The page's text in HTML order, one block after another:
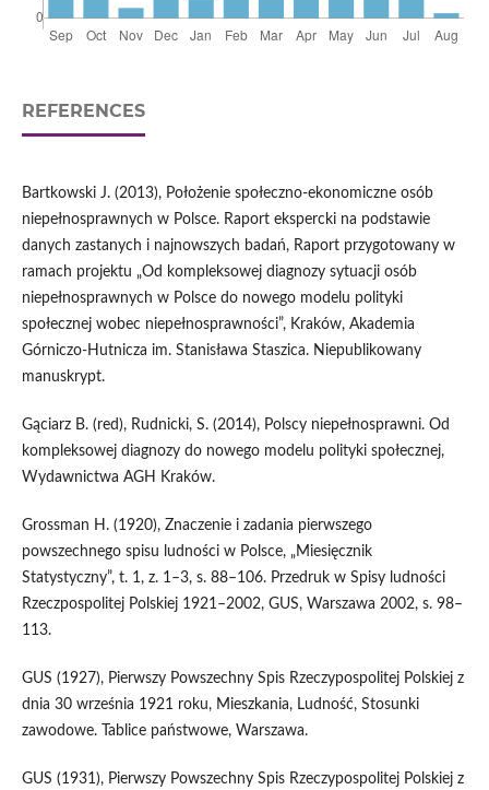
REFERENCES
Bartkowski J. (2013), Położenie społeczno-ekonomiczne osób
niepełnosprawnych w Polsce. Raport ekspercki na podstawie
danych zastanych i najnowszych badań, Raport przygotowany w
ramach projektu „Od kompleksowej diagnozy sytuacji osób
niepełnosprawnych w Polsce do nowego modelu polityki
społecznej wobec niepełnosprawności”, Kraków, Akademia
Górniczo-Hutnicza im. Stanisława Staszica. Niepublikowany
manuskrypt.
Gąciarz B. (red), Rudnicki, S. (2014), Polscy niepełnosprawni. Od
kompleksowej diagnozy do nowego modelu polityki społecznej,
Wydawnictwa AGH Kraków.
Grossman H. (1920), Znaczenie i zadania pierwszego
powszechnego spisu ludności w Polsce, „Miesięcznik
Statystyczny”, t. 1, z. 1–3, s. 88–106. Przedruk w Spisy ludności
Rzeczpospolitej Polskiej 1921–2002, GUS, Warszawa 2002, s. 98–
113.
GUS (1927), Pierwszy Powszechny Spis Rzeczypospolitej Polskiej z
dnia 30 września 1921 roku, Mieszkania, Ludność, Stosunki
zawodowe. Tablice państwowe, Warszawa.
GUS (1931), Pierwszy Powszechny Spis Rzeczypospolitej Polskiej z